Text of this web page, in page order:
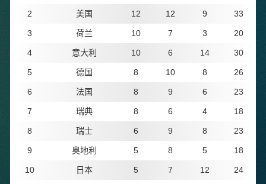
2 美国 12 12 9 33
3 荷兰 10 7 3 20
4 意大利 10 6 14 30
5 德国 8 10 8 26
6 法国 8 9 6 23
7 瑞典 8 6 4 18
8 瑞士 6 9 8 23
9 奥地利 5 8 5 18
10 日本 5 7 12 24